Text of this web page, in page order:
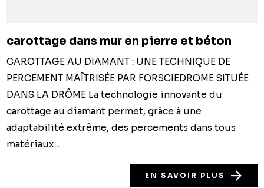
carottage dans mur en pierre et béton
CAROTTAGE AU DIAMANT : UNE TECHNIQUE DE
PERCEMENT MAÎTRISÉE PAR FORSCIEDROME SITUÉE
DANS LA DRÔME La technologie innovante du
carottage au diamant permet, grâce à une
adaptabilité extrême, des percements dans tous
matériaux...
EN SAVOIR PLUS